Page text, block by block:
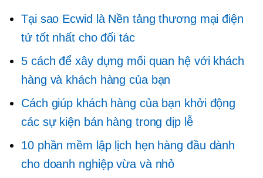
Tại sao Ecwid là Nền tảng thương mại điện
tử tốt nhất cho đối tác
5 cách để xây dựng mối quan hệ với khách
hàng và khách hàng của bạn
Cách giúp khách hàng của bạn khởi động
các sự kiện bán hàng trong dịp lễ
10 phần mềm lập lịch hẹn hàng đầu dành
cho doanh nghiệp vừa và nhỏ